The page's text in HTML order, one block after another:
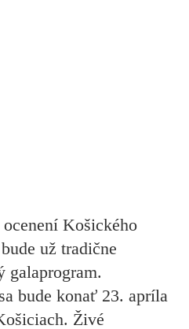
Košického
už tradične
galaprogram.
bude konať 23. apríla
Živé